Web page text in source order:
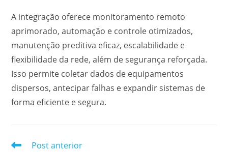
A integração oferece monitoramento remoto
aprimorado, automação e controle otimizados,
manutenção preditiva eficaz, escalabilidade e
flexibilidade da rede, além de segurança reforçada.
Isso permite coletar dados de equipamentos
dispersos, antecipar falhas e expandir sistemas de
forma eficiente e segura.
Post anterior